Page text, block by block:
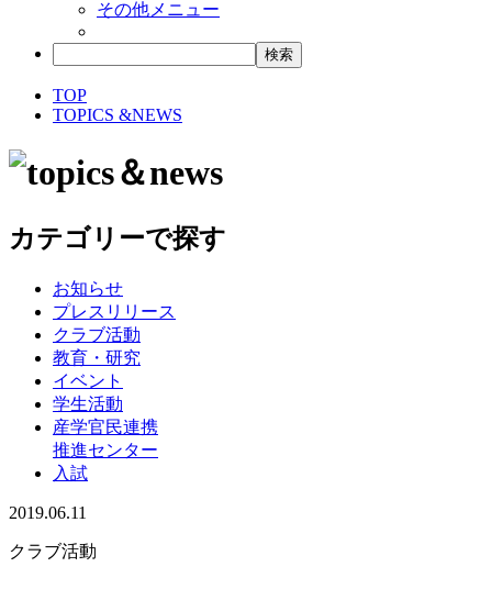
その他メニュー
TOP
TOPICS &NEWS
カテゴリーで探す
お知らせ
プレスリリース
クラブ活動
教育・研究
イベント
学生活動
産学官民連携
推進センター
入試
2019.06.11
クラブ活動